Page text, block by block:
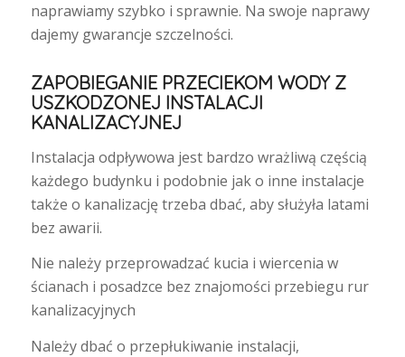
naprawiamy szybko i sprawnie. Na swoje naprawy
dajemy gwarancje szczelności.
ZAPOBIEGANIE PRZECIEKOM WODY Z
USZKODZONEJ INSTALACJI
KANALIZACYJNEJ
Instalacja odpływowa jest bardzo wrażliwą częścią
każdego budynku i podobnie jak o inne instalacje
także o kanalizację trzeba dbać, aby służyła latami
bez awarii.
Nie należy przeprowadzać kucia i wiercenia w
ścianach i posadzce bez znajomości przebiegu rur
kanalizacyjnych
Należy dbać o przepłukiwanie instalacji,